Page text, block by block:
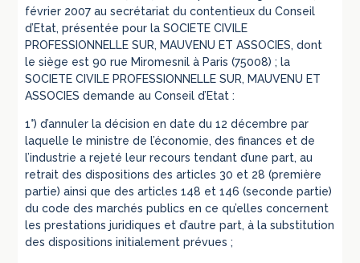
février 2007 au secrétariat du contentieux du Conseil
d’Etat, présentée pour la SOCIETE CIVILE
PROFESSIONNELLE SUR, MAUVENU ET ASSOCIES, dont
le siège est 90 rue Miromesnil à Paris (75008) ; la
SOCIETE CIVILE PROFESSIONNELLE SUR, MAUVENU ET
ASSOCIES demande au Conseil d’Etat :
1°) d’annuler la décision en date du 12 décembre par
laquelle le ministre de l’économie, des finances et de
l’industrie a rejeté leur recours tendant d’une part, au
retrait des dispositions des articles 30 et 28 (première
partie) ainsi que des articles 148 et 146 (seconde partie)
du code des marchés publics en ce qu’elles concernent
les prestations juridiques et d’autre part, à la substitution
des dispositions initialement prévues ;